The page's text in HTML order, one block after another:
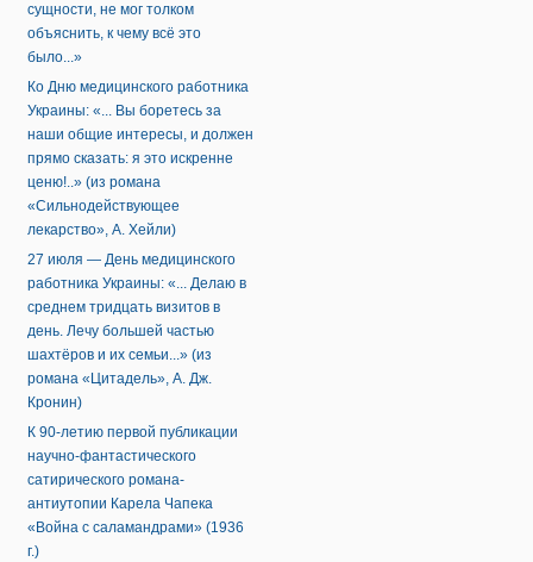
сущности, не мог толком
объяснить, к чему всё это
было...»
Ко Дню медицинского работника
Украины: «... Вы боретесь за
наши общие интересы, и должен
прямо сказать: я это искренне
ценю!..» (из романа
«Сильнодействующее
лекарство», А. Хейли)
27 июля — День медицинского
работника Украины: «... Делаю в
среднем тридцать визитов в
день. Лечу большей частью
шахтёров и их семьи...» (из
романа «Цитадель», А. Дж.
Кронин)
К 90-летию первой публикации
научно-фантастического
сатирического романа-
антиутопии Карела Чапека
«Война с саламандрами» (1936
г.)